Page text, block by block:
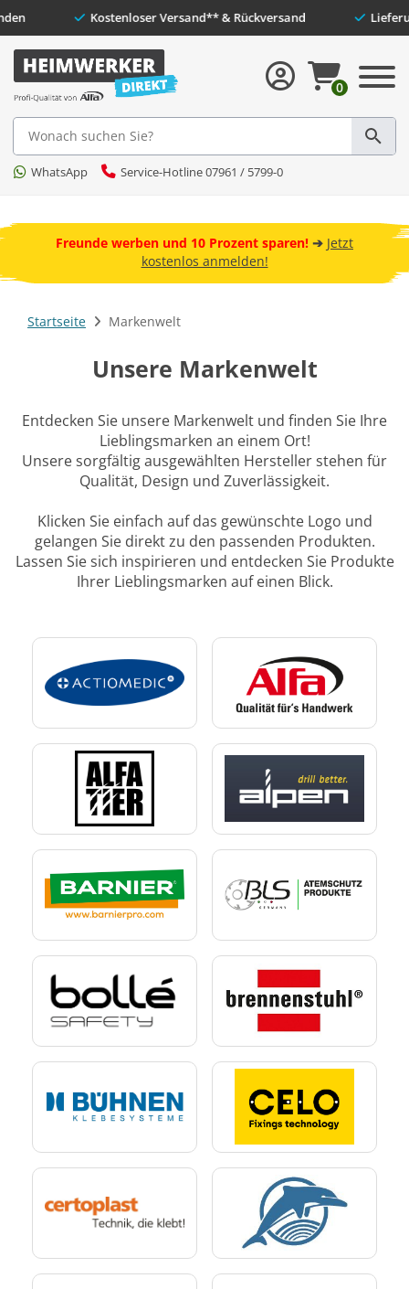
Kunden Kostenloser Versand** & Rückversand
Suche
WhatsApp Service-Hotline 07961 / 5799-0
0
Freunde werben und 10 Prozent sparen! ➔ Jetzt
kostenlos anmelden!
Startseite Markenwelt
Unsere Markenwelt
Entdecken Sie unsere Markenwelt und finden Sie Ihre
Lieblingsmarken an einem Ort!
Unsere sorgfältig ausgewählten Hersteller stehen für
Qualität, Design und Zuverlässigkeit.
Klicken Sie einfach auf das gewünschte Logo und
gelangen Sie direkt zu den passenden Produkten.
Lassen Sie sich inspirieren und entdecken Sie Produkte
Ihrer Lieblingsmarken auf einen Blick.